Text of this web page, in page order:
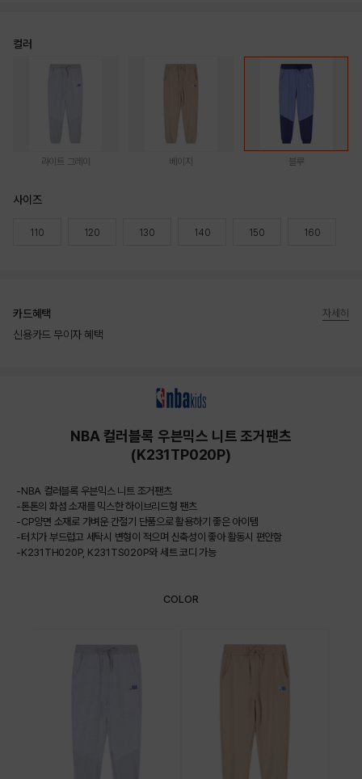
컬러
라이트 그레이 베이지 블루
사이즈
110 120 130 140 150 160
카드혜택
신용카드 무이자 혜택
자세히
NBA 컬러블록 우븐믹스 니트 조거팬츠
(K231TP020P)
-NBA 컬러블록 우븐믹스 니트 조거팬츠
-톤톤의 화섬 소재를 믹스한 하이브리드형 팬츠
-CP양면 소재로 가벼운 간절기 단품으로 활용하기 좋은 아이템
-터치가 부드럽고 세탁시 변형이 적으며 신축성이 좋아 활동시 편안함
-K231TH020P, K231TS020P와 세트 코디 가능
COLOR